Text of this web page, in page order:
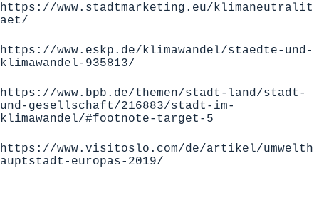
https://www.stadtmarketing.eu/klimaneutralit
aet/
https://www.eskp.de/klimawandel/staedte-und-
klimawandel-935813/
https://www.bpb.de/themen/stadt-land/stadt-
und-gesellschaft/216883/stadt-im-
klimawandel/#footnote-target-5
https://www.visitoslo.com/de/artikel/umwelth
auptstadt-europas-2019/